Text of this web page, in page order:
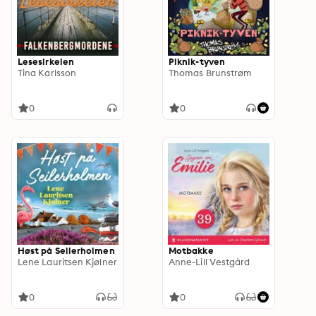
Lesesirkelen
Tina Karlsson
0
Piknik-tyven
Thomas Brunstrøm
0
Høst på Seilerholmen
Lene Lauritsen Kjølner
0
Motbakke
Anne-Lill Vestgård
0